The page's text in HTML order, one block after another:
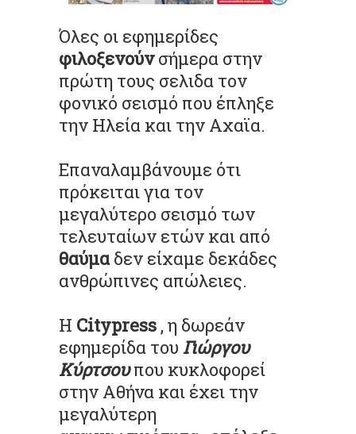
Όλες οι εφημερίδες
φιλοξενούνσήμερα στην
πρώτη τους σελιδα τον
φονικό σεισμό που έπληξε
την Ηλεία και την Αχαϊα.
Επαναλαμβάνουμε ότι
πρόκειται για τον
μεγαλύτερο σεισμό των
τελευταίων ετών και από
θαύμαδεν είχαμε δεκάδες
ανθρώπινες απώλειες.
Η Citypress , η δωρεάν
εφημερίδα του Γιώργου
Κύρτσουπου κυκλοφορεί
στην Αθήνα και έχει την
μεγαλύτερη